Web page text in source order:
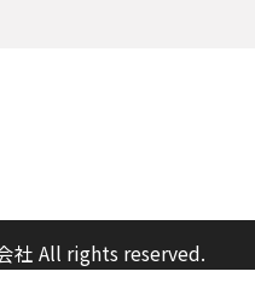
社 All rights reserved.